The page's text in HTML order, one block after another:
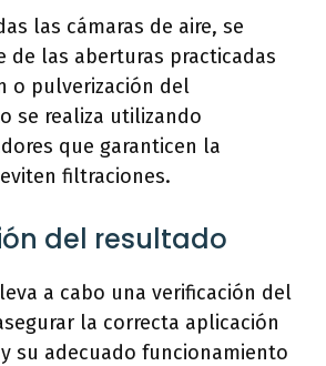
las cámaras de aire, se
de las aberturas practicadas
o pulverización del
se realiza utilizando
que garanticen la
filtraciones.
del resultado
a cabo una verificación del
la correcta aplicación
su adecuado funcionamiento